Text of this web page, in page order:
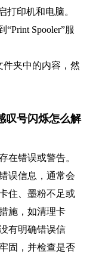
打印机和电脑。
Spooler”服
件夹中的内容，然
叹号闪烁怎么解
在错误或警告。
误信息，通常会
住、墨粉不足或
施，如清理卡
有明确错误信
固，并检查是否